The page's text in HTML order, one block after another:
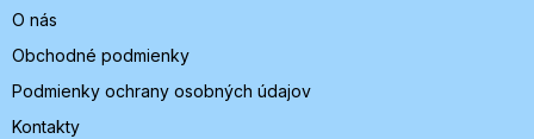
O nás
Obchodné podmienky
Podmienky ochrany osobných údajov
Kontakty